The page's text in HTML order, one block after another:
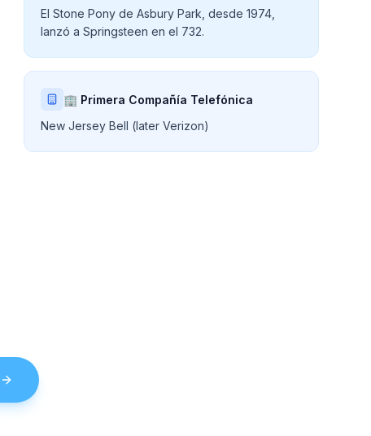
El Stone Pony de Asbury Park, desde 1974,
lanzó a Springsteen en el 732.
🏢 Primera Compañía Telefónica
New Jersey Bell (later Verizon)